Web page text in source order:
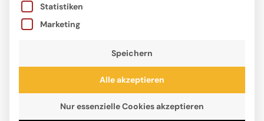
Statistiken
Marketing
Speichern
Alle akzeptieren
Nur essenzielle Cookies akzeptieren